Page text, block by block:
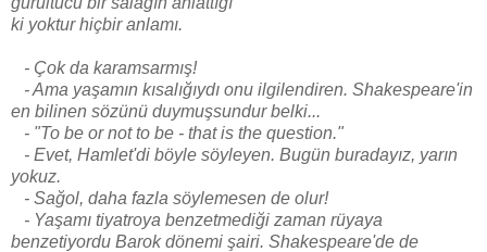
ki yoktur hiçbir anlamı.
- Çok da karamsarmış!
- Ama yaşamın kısalığıydı onu ilgilendiren. Shakespeare'in
en bilinen sözünü duymuşsundur belki...
- "To be or not to be - that is the question."
- Evet, Hamlet'di böyle söyleyen. Bugün buradayız, yarın
yokuz.
- Sağol, daha fazla söylemesen de olur!
- Yaşamı tiyatroya benzetmediği zaman rüyaya
benzetiyordu Barok dönemi şairi. Shakespeare'de de